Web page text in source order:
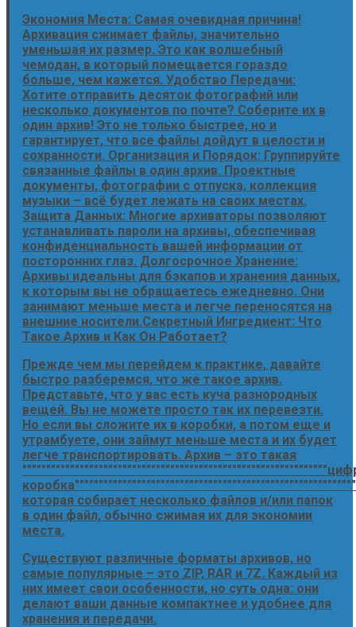
Экономия Места: Самая очевидная причина!
Архивация сжимает файлы, значительно
уменьшая их размер. Это как волшебный
чемодан, в который помещается гораздо
больше, чем кажется. Удобство Передачи:
Хотите отправить десяток фотографий или
несколько документов по почте? Соберите их в
один архив! Это не только быстрее, но и
гарантирует, что все файлы дойдут в целости и
сохранности. Организация и Порядок: Группируйте
связанные файлы в один архив. Проектные
документы, фотографии с отпуска, коллекция
музыки – всё будет лежать на своих местах.
Защита Данных: Многие архиваторы позволяют
устанавливать пароли на архивы, обеспечивая
конфиденциальность вашей информации от
посторонних глаз. Долгосрочное Хранение:
Архивы идеальны для бэкапов и хранения данных,
к которым вы не обращаетесь ежедневно. Они
занимают меньше места и легче переносятся на
внешние носители.Секретный Ингредиент: Что
Такое Архив и Как Он Работает?
Прежде чем мы перейдем к практике, давайте
быстро разберемся, что же такое архив.
Представьте, что у вас есть куча разнородных
вещей. Вы не можете просто так их перевезти.
Но если вы сложите их в коробки, а потом еще и
утрамбуете, они займут меньше места и их будет
легче транспортировать. Архив – это такая
которая собирает несколько файлов и/или папок
в один файл, обычно сжимая их для экономии
места.
Существуют различные форматы архивов, но
самые популярные – это ZIP, RAR и 7Z. Каждый из
них имеет свои особенности, но суть одна: они
делают ваши данные компактнее и удобнее для
хранения и передачи.